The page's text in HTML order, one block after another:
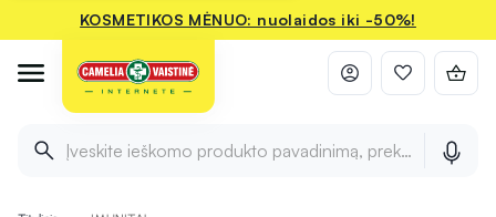
KOSMETIKOS MĖNUO: nuolaidos iki -50%!
Įveskite ieškomo produkto pavadinimą, prekės ženklą ir